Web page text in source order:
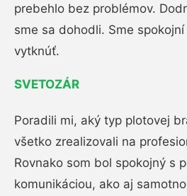
prebehlo bez problémov.
sme sa dohodli. Sme
vytknúť.
SVETOZÁR
Poradili mi, aký typ plotovej
všetko zrealizovali na
Rovnako som bol spokojný s
komunikáciou, ako aj